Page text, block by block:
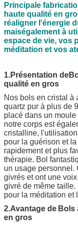
Principale
haute qualité en
réaligner l'énergie
maiségalement à
espace de vie, vos
méditation et vos
1.Présentation de
qualité en gros
Nos bols en cristal à
quartz pur à plus de
placé dans un
notre corps est
cristalline,
pour la guérison et
rapidement et plus
thérapie. Bol
un usage personnel.
givrés et ont une
givré de même
pour la méditation et
2.Avantage de Bols
en gros